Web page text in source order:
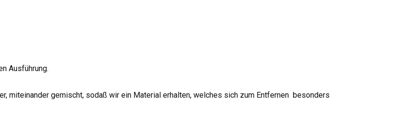
Ausführung.
miteinander gemischt, sodaß wir ein Material erhalten, welches sich zum Entfernen besonders